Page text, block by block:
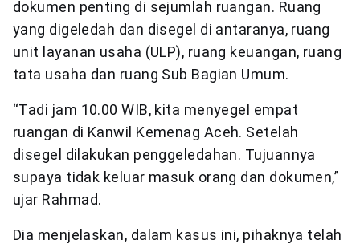
dokumen penting di sejumlah ruangan. Ruang
yang digeledah dan disegel di antaranya, ruang
unit layanan usaha (ULP), ruang keuangan, ruang
tata usaha dan ruang Sub Bagian Umum.
“Tadi jam 10.00 WIB, kita menyegel empat
ruangan di Kanwil Kemenag Aceh. Setelah
disegel dilakukan penggeledahan. Tujuannya
supaya tidak keluar masuk orang dan dokumen,”
ujar Rahmad.
Dia menjelaskan, dalam kasus ini, pihaknya telah